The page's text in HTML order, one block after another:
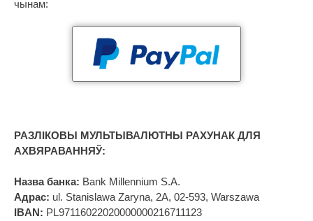
чынам:
РАЗЛІКОВЫ МУЛЬТЫВАЛЮТНЫ РАХУНАК ДЛЯ
АХВЯРАВАННЯЎ:
Назва банка: Bank Millennium S.A.
Адрас: ul. Stanislawa Zaryna, 2A, 02-593, Warszawa
IBAN: PL97116022020000000216711123